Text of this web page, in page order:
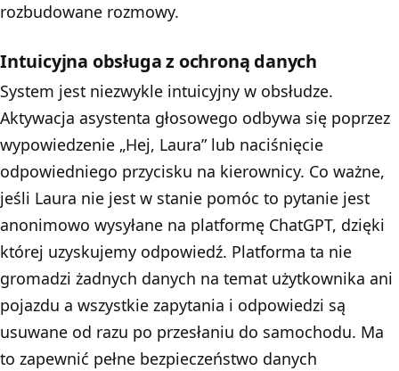
rozbudowane rozmowy.
Intuicyjna obsługa z ochroną danych
System jest niezwykle intuicyjny w obsłudze.
Aktywacja asystenta głosowego odbywa się poprzez
wypowiedzenie „Hej, Laura” lub naciśnięcie
odpowiedniego przycisku na kierownicy. Co ważne,
jeśli Laura nie jest w stanie pomóc to pytanie jest
anonimowo wysyłane na platformę ChatGPT, dzięki
której uzyskujemy odpowiedź. Platforma ta nie
gromadzi żadnych danych na temat użytkownika ani
pojazdu a wszystkie zapytania i odpowiedzi są
usuwane od razu po przesłaniu do samochodu. Ma
to zapewnić pełne bezpieczeństwo danych